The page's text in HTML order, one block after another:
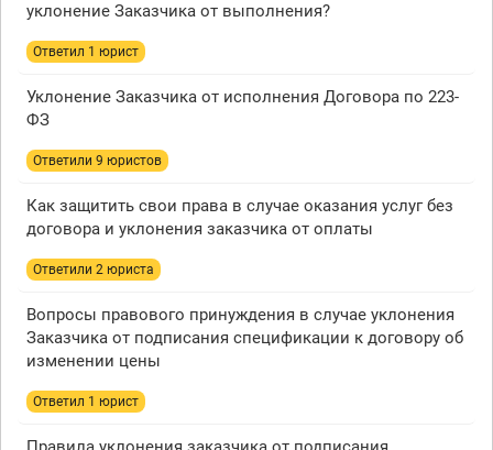
уклонение Заказчика от выполнения?
Ответил 1 юрист
Уклонение Заказчика от исполнения Договора по 223-
ФЗ
Ответили 9 юристов
Как защитить свои права в случае оказания услуг без
договора и уклонения заказчика от оплаты
Ответили 2 юристa
Вопросы правового принуждения в случае уклонения
Заказчика от подписания спецификации к договору об
изменении цены
Ответил 1 юрист